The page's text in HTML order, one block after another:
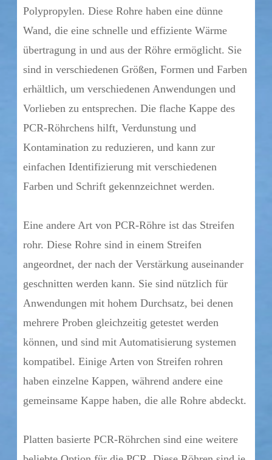
Polypropylen. Diese Rohre haben eine dünne
Wand, die eine schnelle und effiziente Wärme
übertragung in und aus der Röhre ermöglicht. Sie
sind in verschiedenen Größen, Formen und Farben
erhältlich, um verschiedenen Anwendungen und
Vorlieben zu entsprechen. Die flache Kappe des
PCR-Röhrchens hilft, Verdunstung und
Kontamination zu reduzieren, und kann zur
einfachen Identifizierung mit verschiedenen
Farben und Schrift gekennzeichnet werden.
Eine andere Art von PCR-Röhre ist das Streifen
rohr. Diese Rohre sind in einem Streifen
angeordnet, der nach der Verstärkung auseinander
geschnitten werden kann. Sie sind nützlich für
Anwendungen mit hohem Durchsatz, bei denen
mehrere Proben gleichzeitig getestet werden
können, und sind mit Automatisierung systemen
kompatibel. Einige Arten von Streifen rohren
haben einzelne Kappen, während andere eine
gemeinsame Kappe haben, die alle Rohre abdeckt.
Platten basierte PCR-Röhrchen sind eine weitere